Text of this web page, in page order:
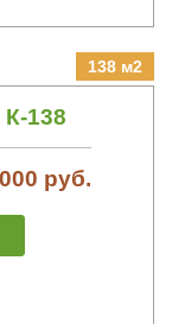
138 м2
138
руб.